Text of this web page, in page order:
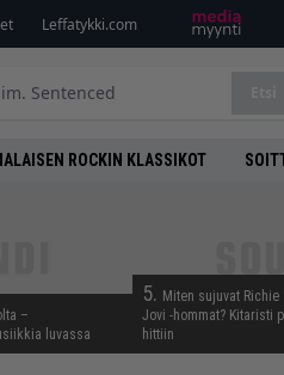
Leffatykki.com
ROCKIN KLASSIKOT
–
luvassa
5. Miten sujuvat Richie
Jovi -hommat? Kitaristi
hittiin